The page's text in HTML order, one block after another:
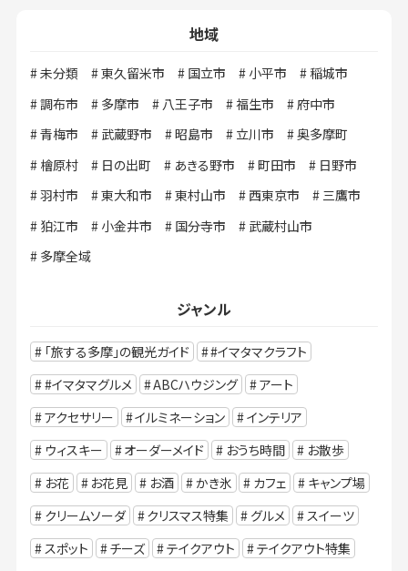
地域
未分類 東久留米市 国立市 小平市
稲城市
調布市
多摩市 八王子市 福生市
府中市
青梅市
武蔵野市 昭島市 立川市
奥多摩町
檜原村
日の出町 あきる野市 町田市
日野市
羽村市
東大和市 東村山市 西東京市
三鷹市
狛江市
小金井市 国分寺市
武蔵村山市
多摩全域
ジャンル
「旅する多摩」の観光ガイド
#イマタマクラフト
#イマタマグルメ
ABCハウジング
アート
アクセサリー
イルミネーション
インテリア
ウィスキー
オーダーメイド おうち時間
お散歩
お花
お花見 お酒 かき氷 カフェ
キャンプ場
クリームソーダ
クリスマス特集 グルメ
スイーツ
スポット
チーズ テイクアウト
テイクアウト特集